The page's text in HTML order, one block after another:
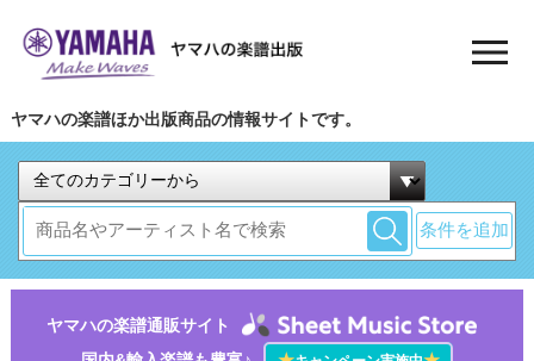
ヤマハの楽譜ほか出版商品の情報サイトです。
条件を追加
ヤマハの楽譜通販サイト